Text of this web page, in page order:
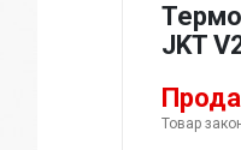
JKT
Товар